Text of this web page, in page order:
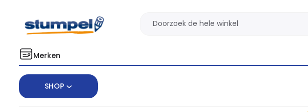
Merken
SHOP
Home Facilitair Schoonmaken